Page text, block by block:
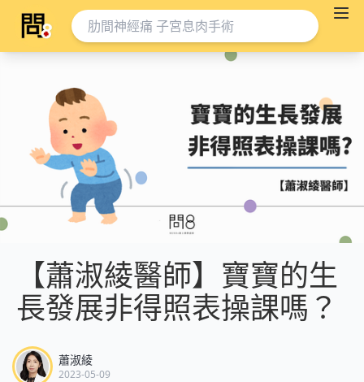
【蕭淑綾醫師】寶寶的生
長發展非得照表操課嗎？
蕭淑綾
2023-05-09